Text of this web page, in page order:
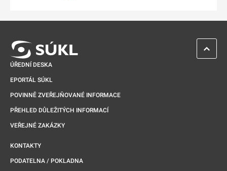
ÚŘEDNÍ DESKA
EPORTÁL SÚKL
POVINNĚ ZVEŘEJŇOVANÉ INFORMACE
PŘEHLED DŮLEŽITÝCH INFORMACÍ
VEŘEJNÉ ZAKÁZKY
KONTAKTY
PODATELNA / POKLADNA
ZPĚT